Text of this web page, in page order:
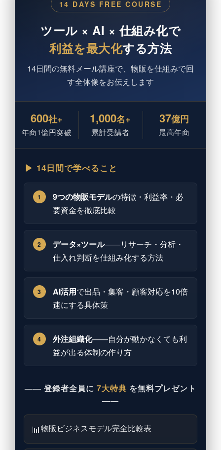
14 DAYS FREE COURSE
ツール × AI × 仕組み化で
利益を最大化する方法
14日間の無料メール講座で、物販を仕組みで回
す全体像をお伝えします
600社+
年商1億円突破
1,000名+
累計受講者
37億円
最高年商
▶ 14日間で学べること
1 9つの物販モデルの特徴・利益率・必
要資金を徹底比較
2 データ×ツール——リサーチ・分析・
仕入れ判断を仕組み化する方法
3 AI活用で出品・集客・顧客対応を10倍
速にする具体策
4 外注組織化——自分が動かなくても利
益が出る体制の作り方
—— 登録者全員に 7大特典 を無料プレゼント
——
📊物販ビジネスモデル完全比較表